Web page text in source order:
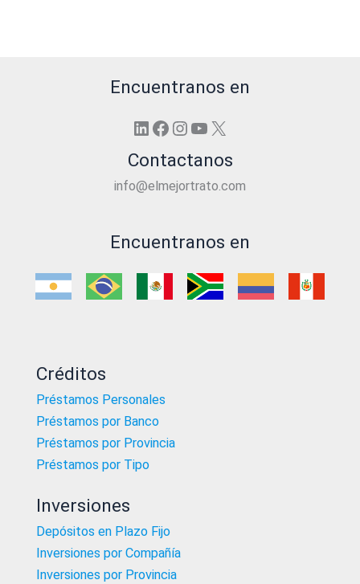
Encuentranos en
LinkedIn
Facebook
Instagram
YouTube
X
Contactanos
info@elmejortrato.com
Encuentranos en
Créditos
Préstamos Personales
Préstamos por Banco
Préstamos por Provincia
Préstamos por Tipo
Inversiones
Depósitos en Plazo Fijo
Inversiones por Compañía
Inversiones por Provincia